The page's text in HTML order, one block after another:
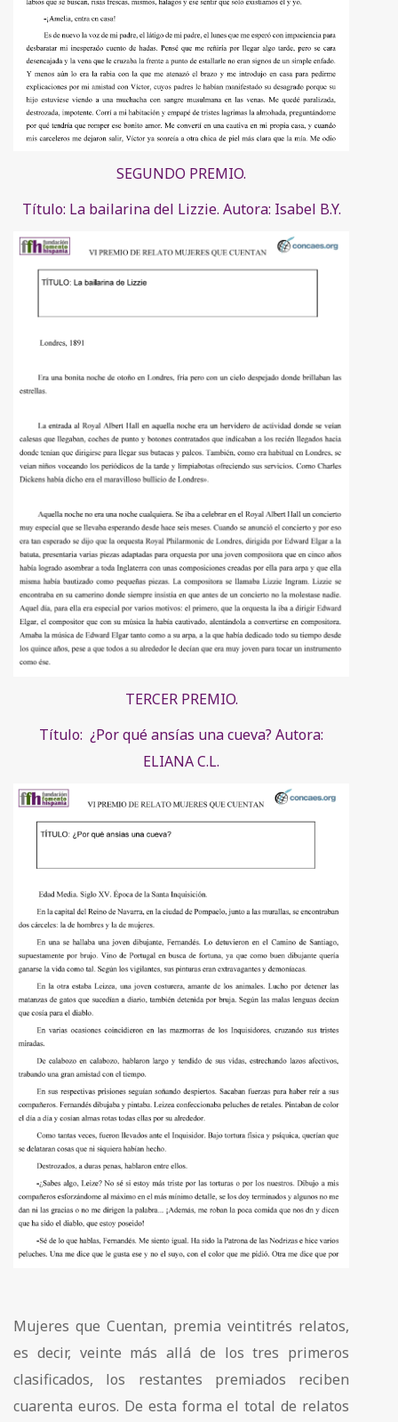
SEGUNDO PREMIO.
Título: La bailarina del Lizzie. Autora: Isabel B.Y.
TERCER PREMIO.
Título: ¿Por qué ansías una cueva? Autora:
ELIANA C.L.
Mujeres que Cuentan, premia veintitrés relatos,
es decir, veinte más allá de los tres primeros
clasificados, los restantes premiados reciben
cuarenta euros. De esta forma el total de relatos